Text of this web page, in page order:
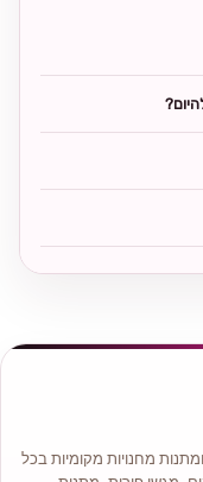
מחנויות מקומיות בכל